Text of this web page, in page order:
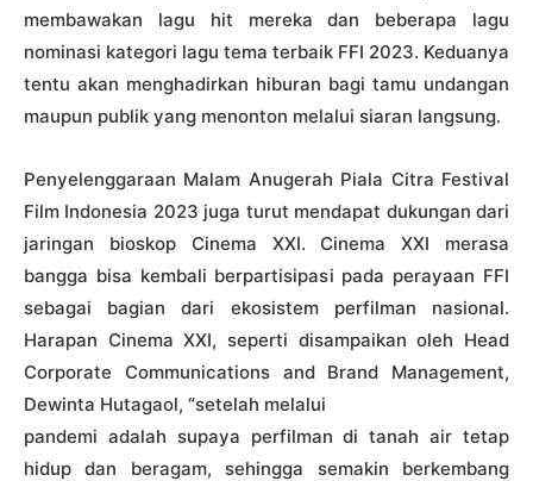
membawakan lagu hit mereka dan beberapa lagu
nominasi kategori lagu tema terbaik FFI 2023. Keduanya
tentu akan menghadirkan hiburan bagi tamu undangan
maupun publik yang menonton melalui siaran langsung.
Penyelenggaraan Malam Anugerah Piala Citra Festival
Film Indonesia 2023 juga turut mendapat dukungan dari
jaringan bioskop Cinema XXI. Cinema XXI merasa
bangga bisa kembali berpartisipasi pada perayaan FFI
sebagai bagian dari ekosistem perfilman nasional.
Harapan Cinema XXI, seperti disampaikan oleh Head
Corporate Communications and Brand Management,
Dewinta Hutagaol, “setelah melalui
pandemi adalah supaya perfilman di tanah air tetap
hidup dan beragam, sehingga semakin berkembang